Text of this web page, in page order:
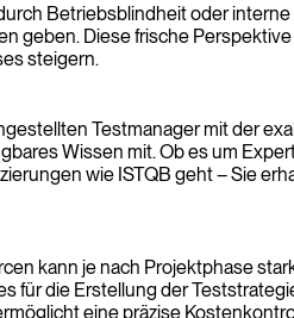
Betriebsblindheit oder
geben. Diese frische
steigern.
Testmanager mit der
Wissen mit. Ob es um
wie ISTQB geht – Sie
kann je nach Projektphase
für die Erstellung der
eine präzise